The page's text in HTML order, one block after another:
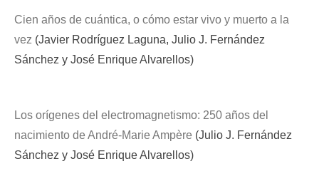
Cien años de cuántica, o cómo estar vivo y muerto a la
vez (Javier Rodríguez Laguna, Julio J. Fernández
Sánchez y José Enrique Alvarellos)
Los orígenes del electromagnetismo: 250 años del
nacimiento de André-Marie Ampère (Julio J. Fernández
Sánchez y José Enrique Alvarellos)